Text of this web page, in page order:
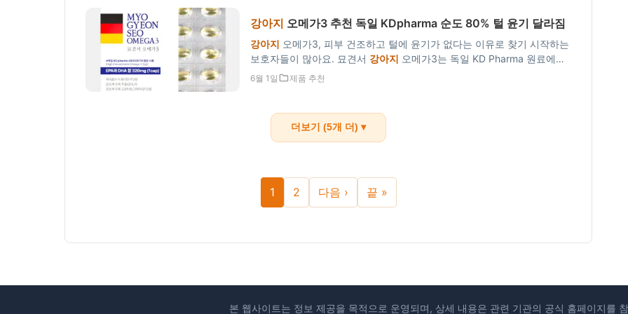
강아지 오메가3 추천 독일 KDpharma 순도 80% 털 윤기 달라짐
강아지 오메가3, 피부 건조하고 털에 윤기가 없다는 이유로 찾기 시작하는
보호자들이 많아요. 묘견서 강아지 오메가3는 독일 KD Pharma 원료에
rTG형 순도 80%로, 캡슐당 EPA+DHA 320mg이 담긴 IFOS 인증 제품이에
6월 1일 제품 추천
더보기 (5개 더) ▾
1 2 다음 › 끝 »
본 웹사이트는 정보 제공을 목적으로 운영되며, 상세 내용은 관련 기관의 공식 홈페이지를